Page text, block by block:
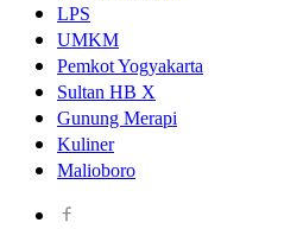
LPS
UMKM
Pemkot Yogyakarta
Sultan HB X
Gunung Merapi
Kuliner
Malioboro